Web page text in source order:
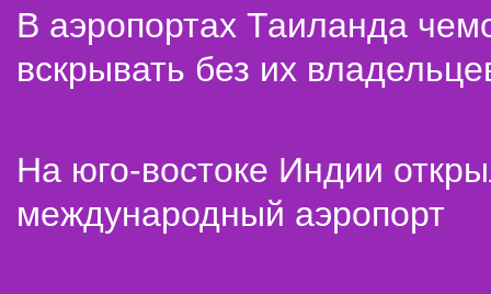
В аэропортах Таиланда
вскрывать без их
На юго-востоке Индии
международный аэропорт